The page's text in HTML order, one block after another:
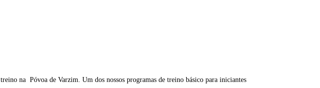
na Póvoa de Varzim. Um dos nossos programas de treino básico para iniciantes